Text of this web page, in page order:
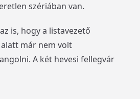
szériában van.
is, hogy a listavezető
már nem volt
A két hevesi fellegvár